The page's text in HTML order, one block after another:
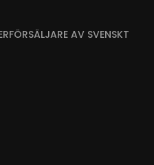
AV SVENSKT